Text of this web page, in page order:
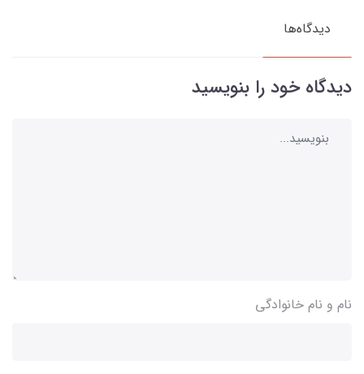
دیدگاه‌ها
دیدگاه خود را بنویسید
نام و نام خانوادگی